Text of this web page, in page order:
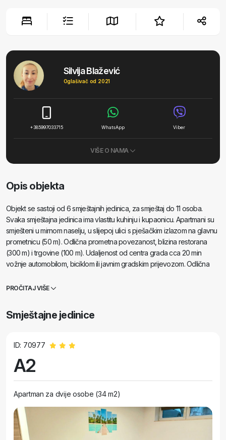
Silvija Blažević
Oglašivač od 2021
+385997033715 WhatsApp Viber
VIŠE O NAMA
Opis objekta
Objekt se sastoji od 6 smještajnih jedinica, za smještaj do 11 osoba.
Svaka smještajna jedinica ima vlastitu kuhinju i kupaonicu. Apartmani su
smješteni u mirnom naselju, u slijepoj ulici s pješačkim izlazom na glavnu
prometnicu (50 m). Odlična prometna povezanost, blizina restorana
(300 m) i trgovine (100 m). Udaljenost od centra grada cca 20 min
vožnje automobilom, biciklom ili javnim gradskim prijevozom. Odlična
blizine nekoliko bolnica i poliklinika.
PROČITAJ VIŠE
Smještajne jedinice
ID: 70977
A2
Apartman za dvije osobe (34 m2)